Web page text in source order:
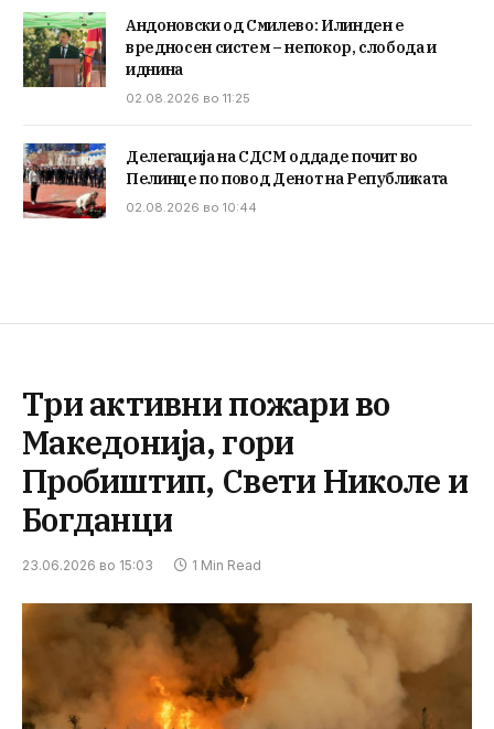
Андоновски од Смилево: Илинден е
вредносен систем – непокор, слобода и
иднина
02.08.2026 во 11:25
Делегација на СДСМ оддаде почит во
Пелинце по повод Денот на Републиката
02.08.2026 во 10:44
Три активни пожари во
Македонија, гори
Пробиштип, Свети Николе и
Богданци
23.06.2026 во 15:03 1 Min Read